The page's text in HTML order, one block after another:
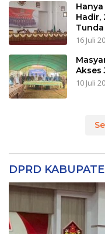
Hadir,
Tunda
16 Juli
Akses
10 Juli
DPRD